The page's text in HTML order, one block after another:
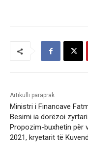
Artikulli paraprak
Ministri i Financave
Besimi ia dorëzoi
Propozim-buxhetin për
2021, kryetarit të